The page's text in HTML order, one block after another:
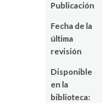
Publicación
Fecha de la
última
revisión
Disponible
en la
biblioteca: